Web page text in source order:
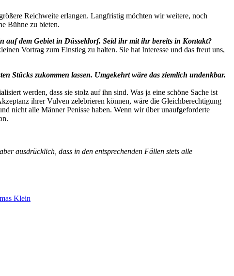
Reichweite erlangen. Langfristig möchten wir weitere, noch
Bühne zu bieten.
dem Gebiet in Düsseldorf. Seid ihr mit ihr bereits in Kontakt?
Vortrag zum Einstieg zu halten. Sie hat Interesse und das freut uns,
Stücks zukommen lassen. Umgekehrt wäre das ziemlich undenkbar.
werden, dass sie stolz auf ihn sind. Was ja eine schöne Sache ist
ihrer Vulven zelebrieren können, wäre die Gleichberechtigung
nicht alle Männer Penisse haben. Wenn wir über unaufgeforderte
ausdrücklich, dass in den entsprechenden Fällen stets alle
Klein